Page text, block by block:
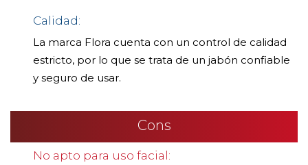
Calidad:
La marca Flora cuenta con un control de calidad
estricto, por lo que se trata de un jabón confiable
y seguro de usar.
Cons
No apto para uso facial: